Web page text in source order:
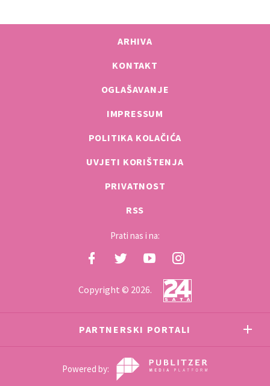
ARHIVA
KONTAKT
OGLAŠAVANJE
IMPRESSUM
POLITIKA KOLAČIĆA
UVJETI KORIŠTENJA
PRIVATNOST
RSS
Prati nas i na:
Copyright © 2026.
PARTNERSKI PORTALI
Powered by: